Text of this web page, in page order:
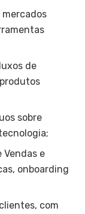
de
sobre
Vendas e
onboarding
com